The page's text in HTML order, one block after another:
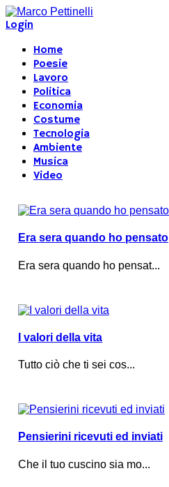
Login
Home
Poesie
Lavoro
Politica
Economia
Costume
Tecnologia
Ambiente
Musica
Video
Era sera quando ho pensato
Era sera quando ho pensat...
I valori della vita
Tutto ciò che ti sei cos...
Pensierini ricevuti ed inviati
Che il tuo cuscino sia mo...